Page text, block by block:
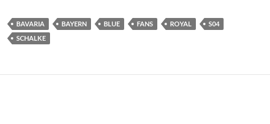
BAVARIA BAYERN BLUE FANS ROYAL
S04
SCHALKE